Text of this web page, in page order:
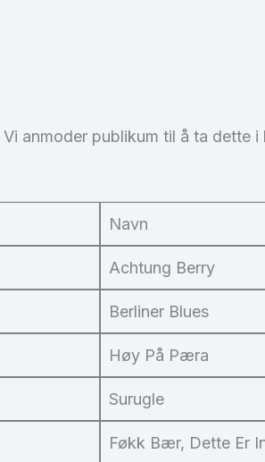
anmoder publikum til å ta dette
Navn
Achtung Berry
Berliner Blues
Høy På Pæra
Surugle
Føkk Bær, Dette Er